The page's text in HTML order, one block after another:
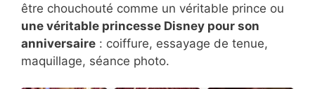
être chouchouté comme un véritable prince ou
une véritable princesse Disney pour son
anniversaire : coiffure, essayage de tenue,
maquillage, séance photo.